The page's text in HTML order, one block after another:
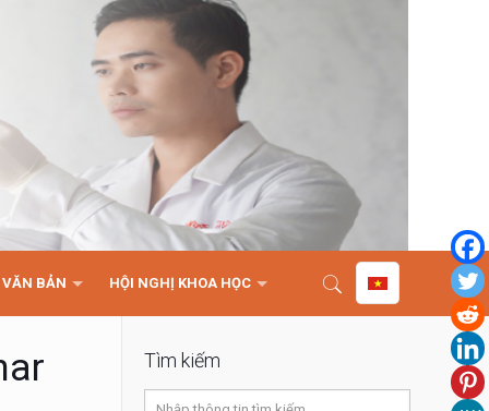
VĂN BẢN HỘI NGHỊ KHOA HỌC
Tìm kiếm